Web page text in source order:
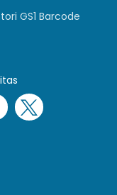
GS1 Barcode